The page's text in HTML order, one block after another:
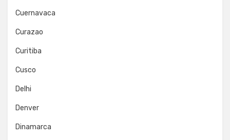
Cuernavaca
Curazao
Curitiba
Cusco
Delhi
Denver
Dinamarca